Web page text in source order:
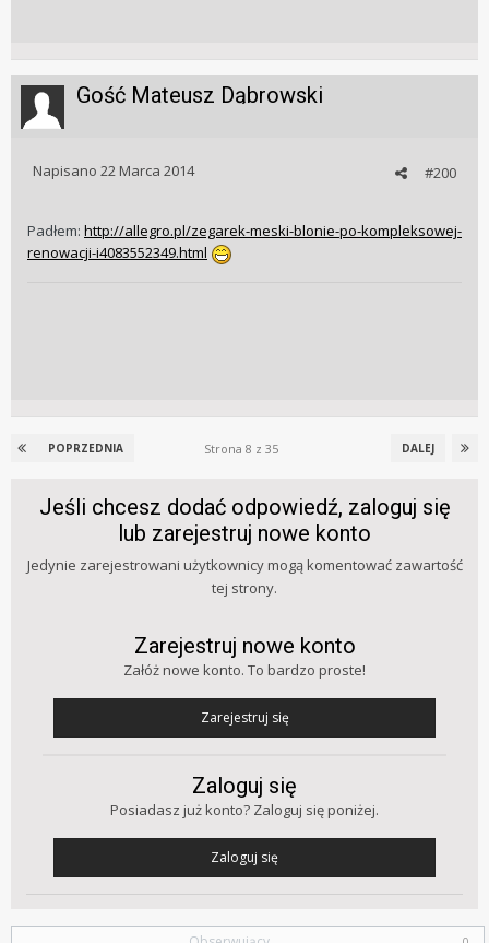
Gość Mateusz Dąbrowski
#200
Napisano 22 Marca 2014
Padłem: http://allegro.pl/zegarek-meski-blonie-po-kompleksowej-
renowacji-i4083552349.html
POPRZEDNIA DALEJ
Strona 8 z 35
Jeśli chcesz dodać odpowiedź, zaloguj się
lub zarejestruj nowe konto
Jedynie zarejestrowani użytkownicy mogą komentować zawartość
tej strony.
Zarejestruj nowe konto
Załóż nowe konto. To bardzo proste!
Zarejestruj się
Zaloguj się
Posiadasz już konto? Zaloguj się poniżej.
Zaloguj się